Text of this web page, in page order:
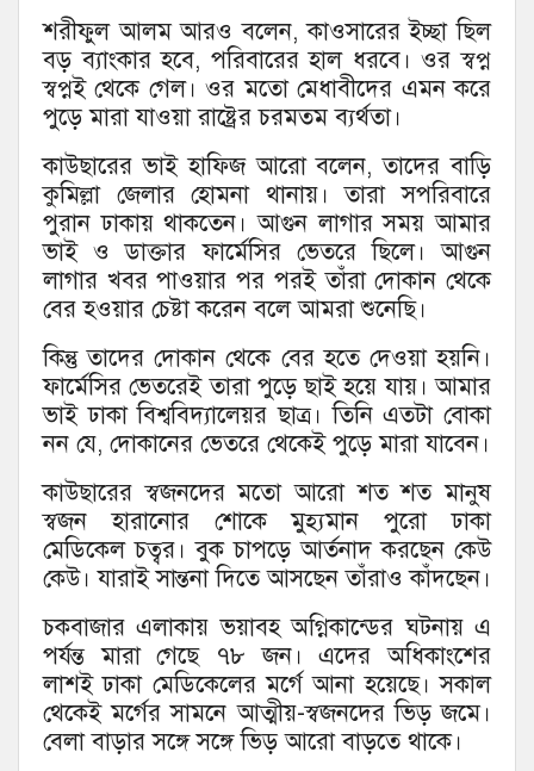
শরীফুল আলম আরও বলেন, কাওসারের ইচ্ছা ছিল
বড় ব্যাংকার হবে, পরিবারের হাল ধরবে। ওর স্বপ্ন
স্বপ্নই থেকে গেল। ওর মতো মেধাবীদের এমন করে
পুড়ে মারা যাওয়া রাষ্ট্রের চরমতম ব্যর্থতা।
কাউছারের ভাই হাফিজ আরো বলেন, তাদের বাড়ি
কুমিল্লা জেলার হোমনা থানায়। তারা সপরিবারে
পুরান ঢাকায় থাকতেন। আগুন লাগার সময় আমার
ভাই ও ডাক্তার ফার্মেসির ভেতরে ছিলে। আগুন
লাগার খবর পাওয়ার পর পরই তাঁরা দোকান থেকে
বের হওয়ার চেষ্টা করেন বলে আমরা শুনেছি।
কিন্তু তাদের দোকান থেকে বের হতে দেওয়া হয়নি।
ফার্মেসির ভেতরেই তারা পুড়ে ছাই হয়ে যায়। আমার
ভাই ঢাকা বিশ্ববিদ্যালেয়র ছাত্র। তিনি এতটা বোকা
নন যে, দোকানের ভেতরে থেকেই পুড়ে মারা যাবেন।
কাউছারের স্বজনদের মতো আরো শত শত মানুষ
স্বজন হারানোর শোকে মুহ্যমান পুরো ঢাকা
মেডিকেল চত্বর। বুক চাপড়ে আর্তনাদ করছেন কেউ
কেউ। যারাই সান্তনা দিতে আসছেন তাঁরাও কাঁদছেন।
চকবাজার এলাকায় ভয়াবহ অগ্নিকান্ডের ঘটনায় এ
পর্যন্ত মারা গেছে ৭৮ জন। এদের অধিকাংশের
লাশই ঢাকা মেডিকেলের মর্গে আনা হয়েছে। সকাল
থেকেই মর্গের সামনে আত্মীয়-স্বজনদের ভিড় জমে।
বেলা বাড়ার সঙ্গে সঙ্গে ভিড় আরো বাড়তে থাকে।